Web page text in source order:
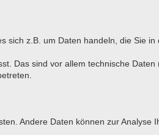
z.B. um Daten handeln, die Sie in
Das sind vor allem technische
Andere Daten können zur Analyse